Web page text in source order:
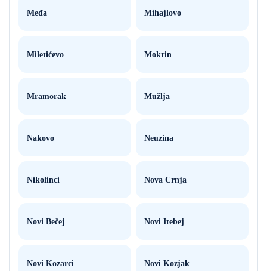
Međa Mihajlovo
Miletićevo Mokrin
Mramorak Mužlja
Nakovo Neuzina
Nikolinci Nova Crnja
Novi Bečej Novi Itebej
Novi Kozarci Novi Kozjak